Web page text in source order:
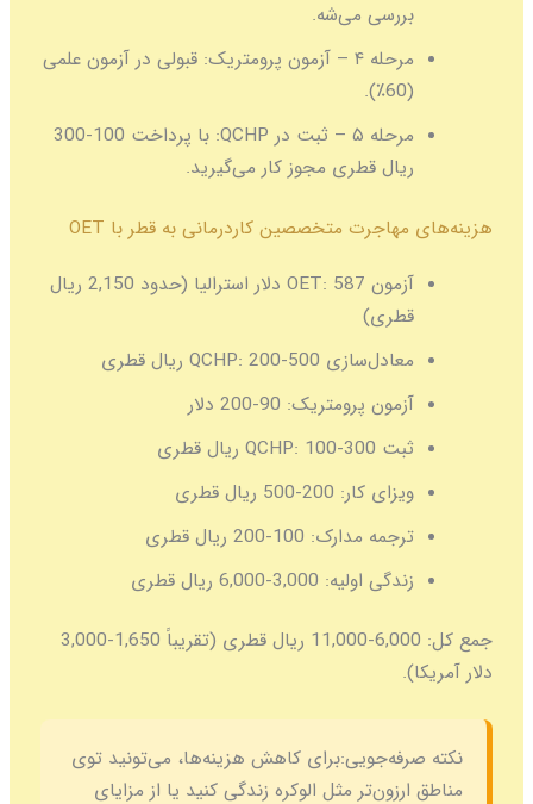
بررسی می‌شه.
مرحله ۴ – آزمون پرومتریک:
قبولی در آزمون علمی
(60٪).
مرحله ۵ – ثبت در QCHP:
با پرداخت 100-300
ریال قطری مجوز کار می‌گیرید.
هزینه‌های مهاجرت متخصصین کاردرمانی به قطر با OET
آزمون OET:
587 دلار استرالیا (حدود 2,150 ریال
قطری)
معادل‌سازی QCHP: 200-500 ریال قطری
آزمون پرومتریک:
ثبت QCHP: 100-300 ریال قطری
ویزای کار:
ترجمه مدارک:
زندگی اولیه:
جمع کل:
6,000-11,000 ریال قطری (تقریباً 1,650-3,000
دلار آمریکا).
نکته صرفه‌جویی:برای کاهش هزینه‌ها، می‌تونید توی
مناطق ارزون‌تر مثل الوکره زندگی کنید یا از مزایای